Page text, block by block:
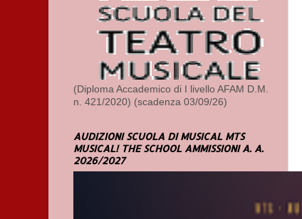
(Diploma Accademico di I livello AFAM D.M.
n. 421/2020) (scadenza 03/09/26)
AUDIZIONI SCUOLA DI MUSICAL MTS
MUSICAL! THE SCHOOL AMMISSIONI A. A.
2026/2027